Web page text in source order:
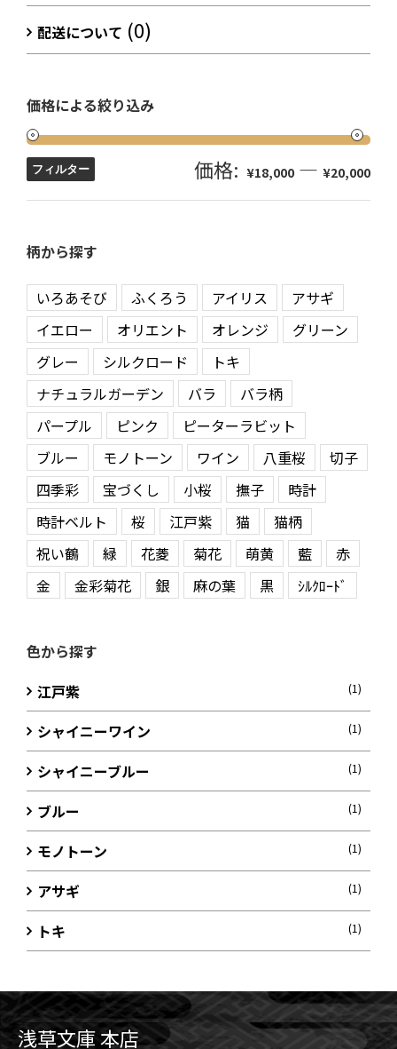
配送について (0)
価格による絞り込み
フィルター 価格: ¥18,000 — ¥20,000
柄から探す
いろあそび ふくろう アイリス
アサギ
イエロー
オリエント オレンジ
グリーン
グレー
シルクロード
トキ
ナチュラルガーデン
バラ
バラ柄
パープル
ピンク
ピーターラビット
ブルー
モノトーン ワイン 八重桜
切子
四季彩
宝づくし 小桜 撫子
時計
時計ベルト
桜 江戸紫 猫
猫柄
祝い鶴
緑 花菱 菊花 萌黄 藍
赤
金
金彩菊花 銀 麻の葉 黒 ｼﾙｸﾛｰﾄﾞ
色から探す
江戸紫
(1)
シャイニーワイン (1)
シャイニーブルー (1)
ブルー (1)
モノトーン (1)
アサギ (1)
トキ (1)
浅草文庫 本店